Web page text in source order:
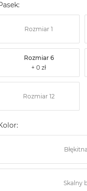
Rozmiar 1
Rozmiar 6
Rozmiar 12
Skalny